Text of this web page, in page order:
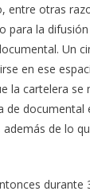
entre otras
para la
Un
en ese
la cartelera se
de documental
de lo
durante